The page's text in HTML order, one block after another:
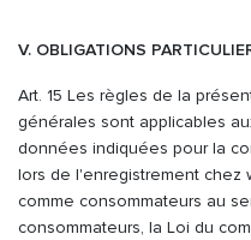
V. OBLIGATIONS
Art. 15 Les règles de la
générales sont applicables
données indiquées pour la
lors de l'enregistrement chez
comme consommateurs au
consommateurs, la Loi du